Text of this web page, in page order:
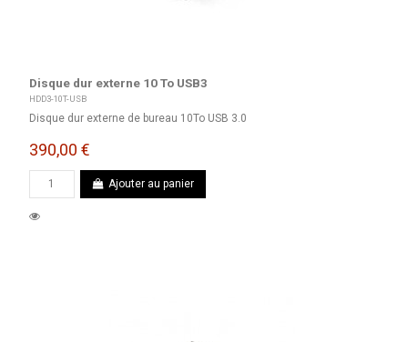
Disque dur externe 10 To USB3
HDD3-10T-USB
Disque dur externe de bureau 10To USB 3.0
390,00 €
Ajouter au panier